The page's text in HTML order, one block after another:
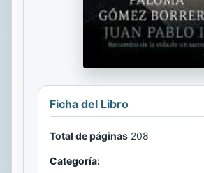
Ficha del Libro
Total de páginas 208
Categoría: